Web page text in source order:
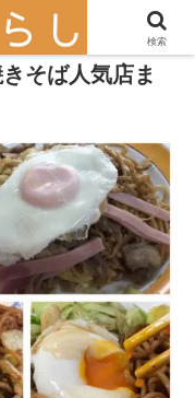
そば人気店ま
検索